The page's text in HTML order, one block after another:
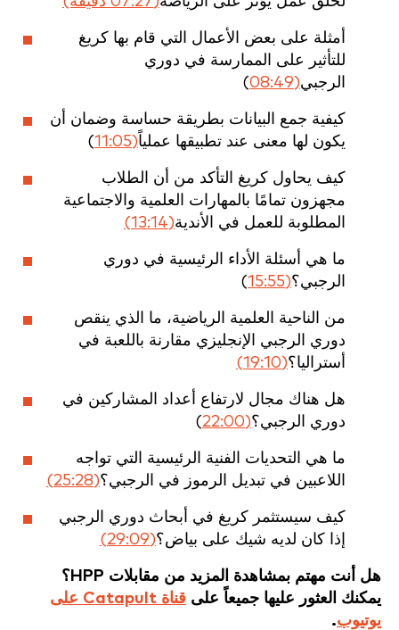
أمثلة على بعض الأعمال التي قام بها كريغ
للتأثير على الممارسة في دوري
الرجبي(08:49
)
كيفية جمع البيانات بطريقة حساسة وضمان أن
يكون لها معنى عند تطبيقها عملياً(11:05
)
كيف يحاول كريغ التأكد من أن الطلاب
مجهزون تمامًا بالمهارات العلمية والاجتماعية
المطلوبة للعمل في الأندية(13:14)
ما هي أسئلة الأداء الرئيسية في دوري
الرجبي؟(15:55
)
من الناحية العلمية الرياضية، ما الذي ينقص
دوري الرجبي الإنجليزي مقارنة باللعبة في
أستراليا؟(19:10)
هل هناك مجال لارتفاع أعداد المشاركين في
دوري الرجبي؟(22:00
)
ما هي التحديات الفنية الرئيسية التي تواجه
اللاعبين في تبديل الرموز في الرجبي؟(25:28)
كيف سيستثمر كريغ في أبحاث دوري الرجبي
إذا كان لديه شيك على بياض؟(29:09)
هل أنت مهتم بمشاهدة المزيد من مقابلات HPP؟
يمكنك العثور عليها جميعاً على
قناة Catapult على
يوتيوب.